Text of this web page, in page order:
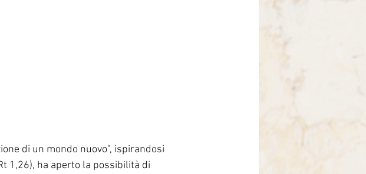
di un mondo nuovo", ispirandosi
1,26), ha aperto la possibilità di